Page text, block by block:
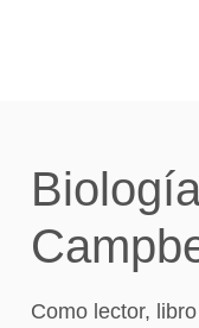
Como lector,